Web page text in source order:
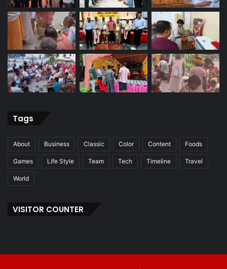
Tags
About Business Classic Color Content Foods
Games Life Style Team Tech Timeline Travel
World
VISITOR COUNTER